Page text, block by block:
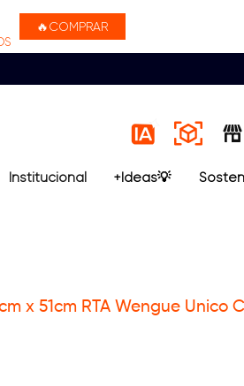
🔥COMPRAR
Institucional +Ideas💡
x 51cm RTA Wengue Unico